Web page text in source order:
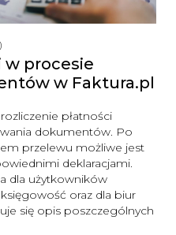
w procesie
w Faktura.pl
płatności
dokumentów. Po
przelewu możliwe jest
deklaracjami.
dla użytkowników
oraz dla biur
się opis poszczególnych